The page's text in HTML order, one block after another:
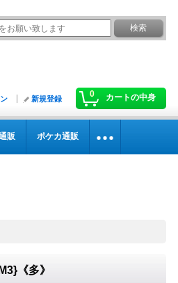
0 カートの中身
新規登録
販 ポケカ通販
《多》